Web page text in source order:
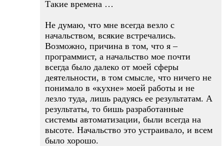
Такие времена …
Не думаю, что мне всегда везло с
начальством, всякие встречались.
Возможно, причина в том, что я –
программист, а начальство мое почти
всегда было далеко от моей сферы
деятельности, в том смысле, что ничего не
понимало в «кухне» моей работы и не
лезло туда, лишь радуясь ее результатам. А
результаты, то бишь разработанные
системы автоматизации, были всегда на
высоте. Начальство это устраивало, и всем
было хорошо.